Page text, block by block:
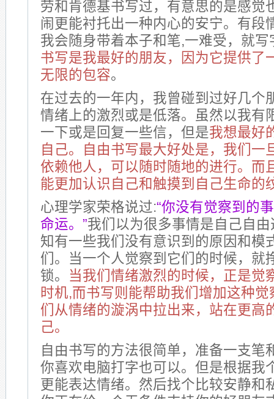
劳和肯德基书写过，有意思的是感觉
闹更能衬托出一种内心的安宁。有段
我会随身带着本子和笔,一难受，就写
书写是我最好的朋友，因为它提供了
无限的包容。
在过去的一年内，我曾碰到过好几个
情绪上的激烈或是低落。虽然以我有
一下或是回复一些信，但是我想最好
自己。自由书写最大好处是，我们一
依赖他人，可以随时随地的进行。而
能更加认识自己和触摸到自己生命的
心理学家荣格说过:“你没有觉察到的
命运。”我们以为很多事情是自己自
知有一些我们没有意识到的原因和模
们。当一个人觉察到它们的时候，就
锁。
当我们情绪激烈的时候，正是觉
时机,而书写则能帮助我们增加这种
们从情绪的漩涡中拉出来，站在更高
己。
自由书写的方法很简单，准备一支笔
你喜欢电脑打字也可以。但是根据我
更能表达情绪。然后找个比较安静和